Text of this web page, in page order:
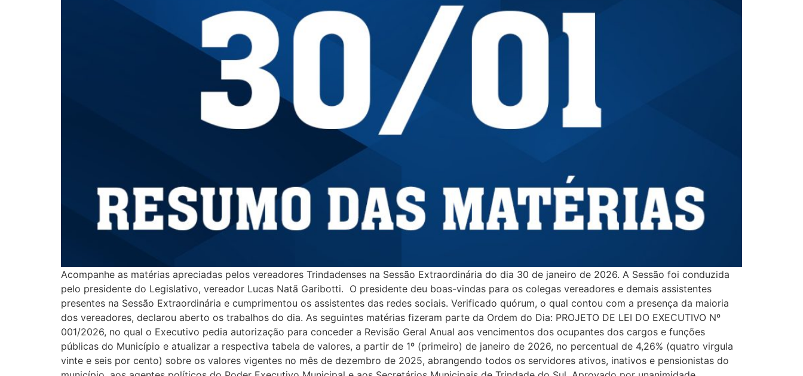
Acompanhe as matérias apreciadas pelos vereadores Trindadenses na Sessão Extraordinária do dia 30 de janeiro de 2026. A Sessão foi conduzida
pelo presidente do Legislativo, vereador Lucas Natã Garibotti. O presidente deu boas-vindas para os colegas vereadores e demais assistentes
presentes na Sessão Extraordinária e cumprimentou os assistentes das redes sociais. Verificado quórum, o qual contou com a presença da maioria
dos vereadores, declarou aberto os trabalhos do dia. As seguintes matérias fizeram parte da Ordem do Dia: PROJETO DE LEI DO EXECUTIVO Nº
001/2026, no qual o Executivo pedia autorização para conceder a Revisão Geral Anual aos vencimentos dos ocupantes dos cargos e funções
públicas do Município e atualizar a respectiva tabela de valores, a partir de 1º (primeiro) de janeiro de 2026, no percentual de 4,26% (quatro virgula
vinte e seis por cento) sobre os valores vigentes no mês de dezembro de 2025, abrangendo todos os servidores ativos, inativos e pensionistas do